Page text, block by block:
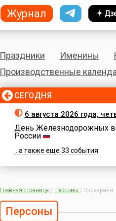
Праздники Именины
Производственные
СЕГОДНЯ
6 августа 2026 года,
День Железнодорожных
России
...а также еще 33 события
Главная страница / Персоны / 3 февраля
Персоны
Журнал